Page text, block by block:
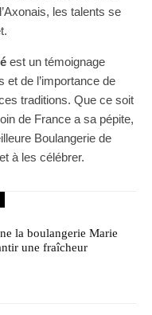
les talents se
est un témoignage
et de l’importance de
traditions. Que ce soit
de France a sa pépite,
Boulangerie de
à les célébrer.
la boulangerie Marie
une fraîcheur